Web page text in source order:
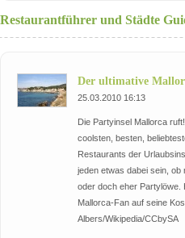
Restaurantführer und Städte
Der ultimative
25.03.2010 16:13
Die Partyinsel Mallorca
coolsten, besten,
Restaurants der
jeden etwas dabei sein,
oder doch eher Partylöwe.
Mallorca-Fan auf seine
Albers/Wikipedia/CCbySA